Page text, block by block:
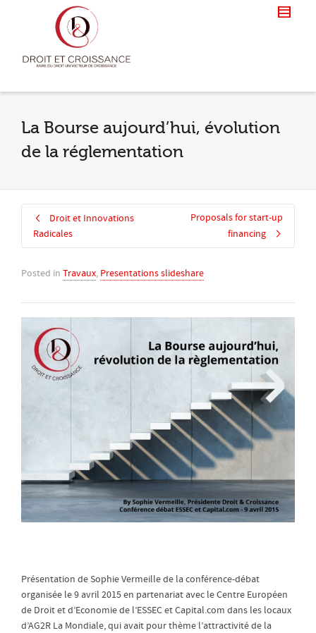
La Bourse aujourd’hui, évolution
de la réglementation
Droit et Innovations
Radicales
Proposals for start-up
financing
Posted in Travaux, Presentations slideshare
Présentation de Sophie Vermeille de la conférence-débat
organisée le 9 avril 2015 en partenariat avec le Centre Européen
de Droit et d’Economie de l’ESSEC et Capital.com dans les locaux
d’AG2R La Mondiale, qui avait pour thème l’attractivité de la